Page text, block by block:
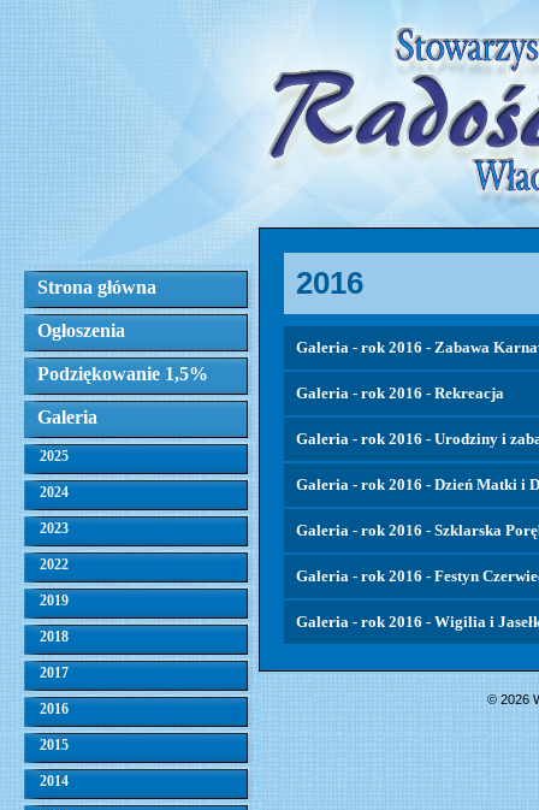
Strona główna
Ogłoszenia
Podziękowanie 1,5%
Galeria
2025
2024
2023
2022
2019
2018
2017
2016
2015
2014
2016
Galeria - rok 2016 - Zabawa
Galeria - rok 2016 - Rekreacja
Galeria - rok 2016 - Urodziny i
Galeria - rok 2016 - Dzień Matki i
Galeria - rok 2016 - Szklarska
Galeria - rok 2016 - Festyn
Galeria - rok 2016 - Wigilia i
© 2026